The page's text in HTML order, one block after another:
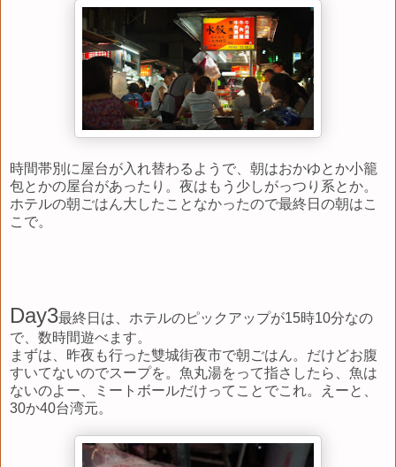
時間帯別に屋台が入れ替わるようで、朝はおかゆとか小籠
包とかの屋台があったり。夜はもう少しがっつり系とか。
ホテルの朝ごはん大したことなかったので最終日の朝はこ
こで。
Day3最終日は、ホテルのピックアップが15時10分なの
で、数時間遊べます。
まずは、昨夜も行った雙城街夜市で朝ごはん。だけどお腹
すいてないのでスープを。魚丸湯をって指さしたら、魚は
ないのよー、ミートボールだけってことでこれ。えーと、
30か40台湾元。